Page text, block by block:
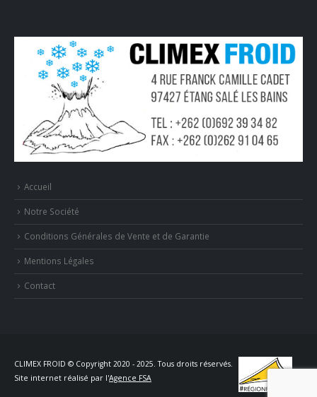
Accueil
Notre Société
Conditions Générales de Vente et de Garantie
Mentions Légales
Contact
CLIMEX FROID © Copyright 2020 - 2025. Tous droits réservés.
Site internet réalisé par l'Agence FSA